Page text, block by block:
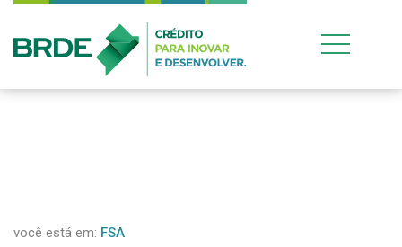
você está em: FSA